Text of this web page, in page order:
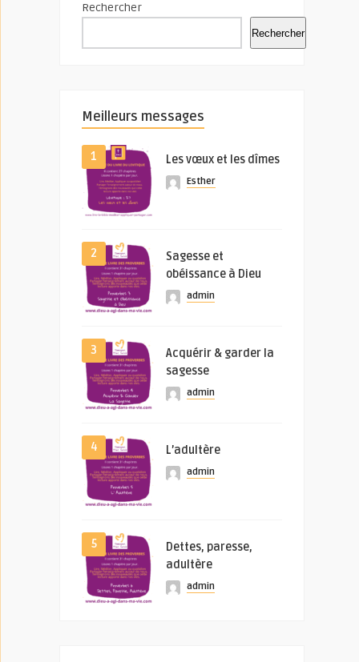
Rechercher
Rechercher
Meilleurs messages
1 Les vœux et les dîmes
Esther
2
Sagesse et
obéissance à Dieu
admin
3
Acquérir & garder la
sagesse
admin
4 L’adultère
admin
5
Dettes, paresse,
adultère
admin